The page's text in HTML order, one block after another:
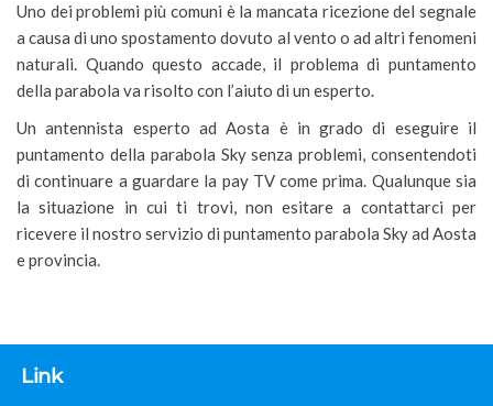
Uno dei problemi più comuni è la mancata ricezione del segnale
a causa di uno spostamento dovuto al vento o ad altri fenomeni
naturali. Quando questo accade, il problema di puntamento
della parabola va risolto con l’aiuto di un esperto.
Un antennista esperto ad Aosta è in grado di eseguire il
puntamento della parabola Sky senza problemi, consentendoti
di continuare a guardare la pay TV come prima. Qualunque sia
la situazione in cui ti trovi, non esitare a contattarci per
ricevere il nostro servizio di puntamento parabola Sky ad Aosta
e provincia.
Link